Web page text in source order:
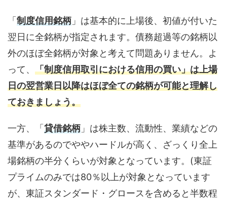
「 制度信用銘柄 」は基本的に上場後、初値が付いた
翌日に全銘柄が指定されます。債務超過等の銘柄以
外のほぼ全銘柄が対象と考えて問題ありません。よ
って、 「制度信用取引における信用の買い」は上場
日の翌営業日以降はほぼ全ての銘柄が可能と理解し
ておきましょう。
一方、「 貸借銘柄 」は株主数、流動性、業績などの
基準があるのでややハードルが高く、ざっくり全上
場銘柄の半分くらいが対象となっています。(東証
プライムのみでは80％以上が対象となっています
が、東証スタンダード・グロースを含めると半数程